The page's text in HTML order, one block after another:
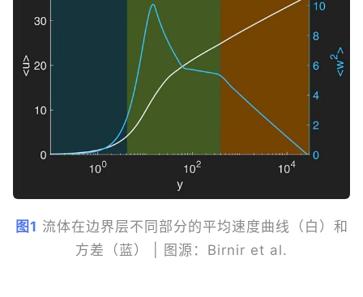
图1 流体在边界层不同部分的平均速度曲线（白）和
方差（蓝） | 图源：Birnir et al.